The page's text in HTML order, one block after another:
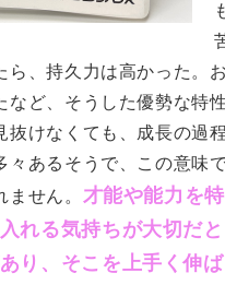
ら、持久力は高かった。
など、そうした優勢な特
抜けなくても、成長の過
々あるそうで、この意味
せん。 才能や能力を
れる気持ちが大切だ
り、そこを上手く伸